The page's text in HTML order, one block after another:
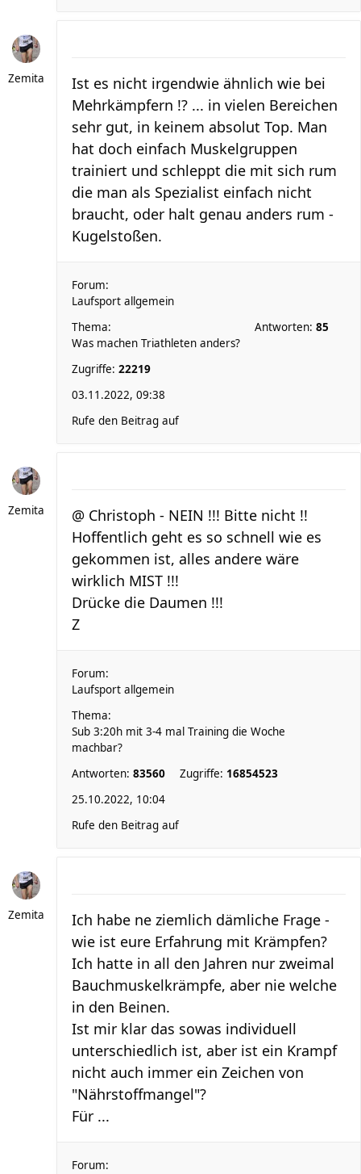
Zemita
Ist es nicht irgendwie ähnlich wie bei
Mehrkämpfern !? ... in vielen Bereichen
sehr gut, in keinem absolut Top. Man
hat doch einfach Muskelgruppen
trainiert und schleppt die mit sich rum
die man als Spezialist einfach nicht
braucht, oder halt genau anders rum -
Kugelstoßen.
Forum:
Laufsport allgemein
Thema:
Was machen Triathleten anders?
Antworten: 85
Zugriffe: 22219
03.11.2022, 09:38
Rufe den Beitrag auf
Zemita
@ Christoph - NEIN !!! Bitte nicht !!
Hoffentlich geht es so schnell wie es
gekommen ist, alles andere wäre
wirklich MIST !!!
Drücke die Daumen !!!
Z
Forum:
Laufsport allgemein
Thema:
Sub 3:20h mit 3-4 mal Training die Woche
machbar?
Antworten: 83560 Zugriffe: 16854523
25.10.2022, 10:04
Rufe den Beitrag auf
Zemita
Ich habe ne ziemlich dämliche Frage -
wie ist eure Erfahrung mit Krämpfen?
Ich hatte in all den Jahren nur zweimal
Bauchmuskelkrämpfe, aber nie welche
in den Beinen.
Ist mir klar das sowas individuell
unterschiedlich ist, aber ist ein Krampf
nicht auch immer ein Zeichen von
"Nährstoffmangel"?
Für ...
Forum: